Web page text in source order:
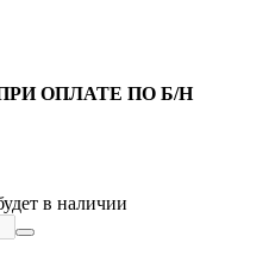
ОПЛАТЕ ПО Б/Н
в наличии